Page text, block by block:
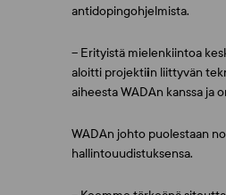
antidopingohjelmista.
– Erityistä mielenkiintoa
aloitti projektiin liittyvän
aiheesta WADAn kanssa ja
WADAn johto puolestaan
hallintouudistuksensa.